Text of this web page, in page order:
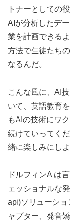
トナーとしての
AIが分析したデ
業を計画できる
方法で生徒たち
なるんだ。
こんな風に、AI
いて、英語教育
もAIの技術にワ
続けていってく
緒に楽しみにしよ
ドルフィンAIは
ェッショナルな
api)ソリューショ
ャプター、発音